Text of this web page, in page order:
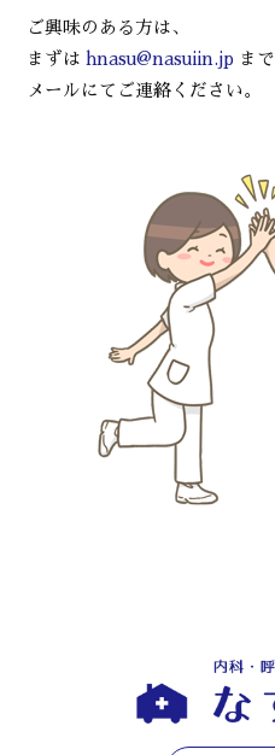
ご興味のある方は、
まずは hnasu@nasuiin.jp まで
メールにてご連絡ください。